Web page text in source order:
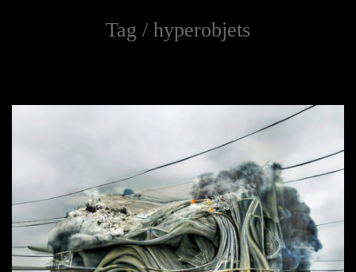
Tag / hyperobjets